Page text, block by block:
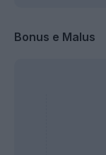
Bonus e Malus